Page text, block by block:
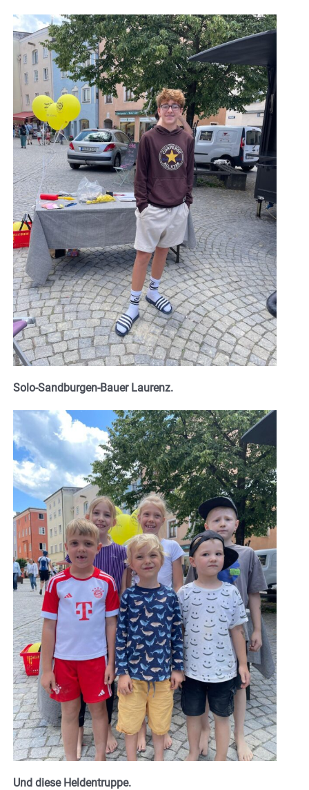
Solo-Sandburgen-Bauer Laurenz.
Und diese Heldentruppe.